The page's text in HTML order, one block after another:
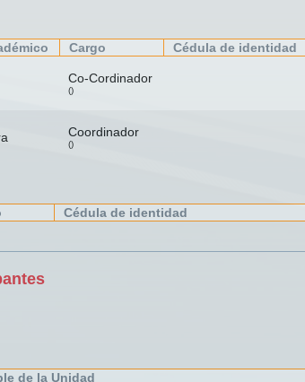
Cargo
Cédula de identidad
Co-Cordinador
()
Coordinador
()
Cédula de identidad
de la Unidad